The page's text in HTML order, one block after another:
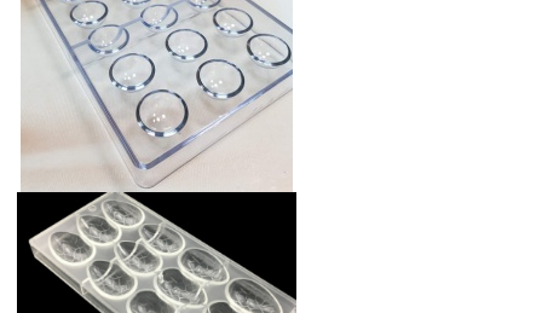
форма для шоколада
поликарбонатная Сферы
400 руб.